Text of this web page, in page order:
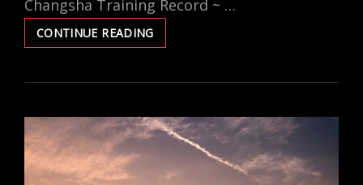
Changsha Training Record ~ …
CONTINUE READINGRECORDING
7.27-
CHANGSHA!